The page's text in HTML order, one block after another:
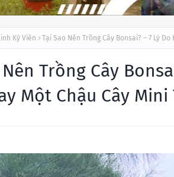
Kỳ Viên Tại Sao Nên Trồng Cây Bonsai? – 7 Lý
Trồng Cây
Một Chậu Cây